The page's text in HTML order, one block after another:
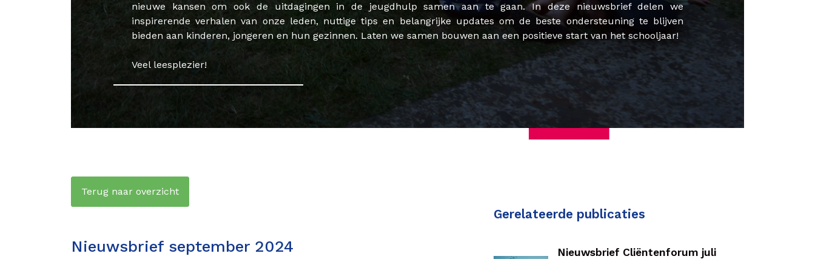
nieuwe kansen om ook de uitdagingen in de jeugdhulp samen aan te gaan. In deze nieuwsbrief delen we
inspirerende verhalen van onze leden, nuttige tips en belangrijke updates om de beste ondersteuning te blijven
bieden aan kinderen, jongeren en hun gezinnen. Laten we samen bouwen aan een positieve start van het schooljaar!
Veel leesplezier!
Terug naar overzicht
Nieuwsbrief september 2024
Gerelateerde publicaties
Nieuwsbrief Cliëntenforum juli